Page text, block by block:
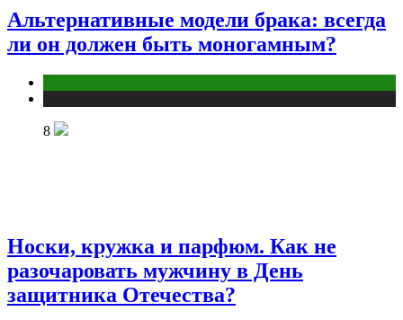
Альтернативные модели брака: всегда
ли он должен быть моногамным?
8
Носки, кружка и парфюм. Как не
разочаровать мужчину в День
защитника Отечества?